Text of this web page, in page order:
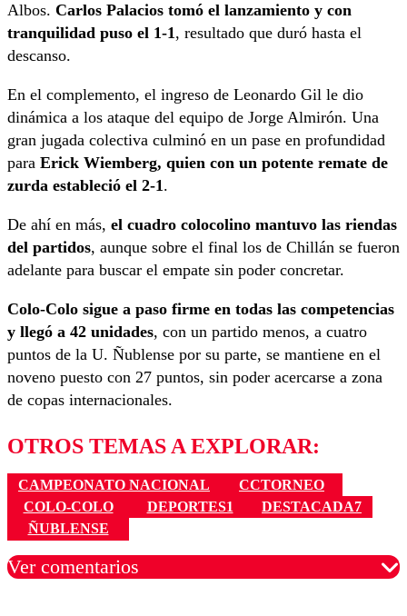
Albos. Carlos Palacios tomó el lanzamiento y con
tranquilidad puso el 1-1, resultado que duró hasta el
descanso.
En el complemento, el ingreso de Leonardo Gil le dio
dinámica a los ataque del equipo de Jorge Almirón. Una
gran jugada colectiva culminó en un pase en profundidad
para Erick Wiemberg, quien con un potente remate de
zurda estableció el 2-1.
De ahí en más, el cuadro colocolino mantuvo las riendas
del partidos, aunque sobre el final los de Chillán se fueron
adelante para buscar el empate sin poder concretar.
Colo-Colo sigue a paso firme en todas las competencias
y llegó a 42 unidades, con un partido menos, a cuatro
puntos de la U. Ñublense por su parte, se mantiene en el
noveno puesto con 27 puntos, sin poder acercarse a zona
de copas internacionales.
OTROS TEMAS A EXPLORAR:
CAMPEONATO NACIONAL
CCTORNEO
COLO-COLO
DEPORTES1
DESTACADA7
ÑUBLENSE
Ver comentarios